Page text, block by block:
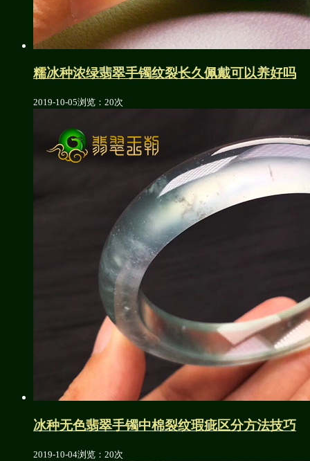
糯冰种浓绿翡翠手镯纹裂长久佩戴可以养好吗
2019-10-05浏览：20次
冰种无色翡翠手镯中棉裂纹瑕疵区分方法技巧
2019-10-04浏览：20次